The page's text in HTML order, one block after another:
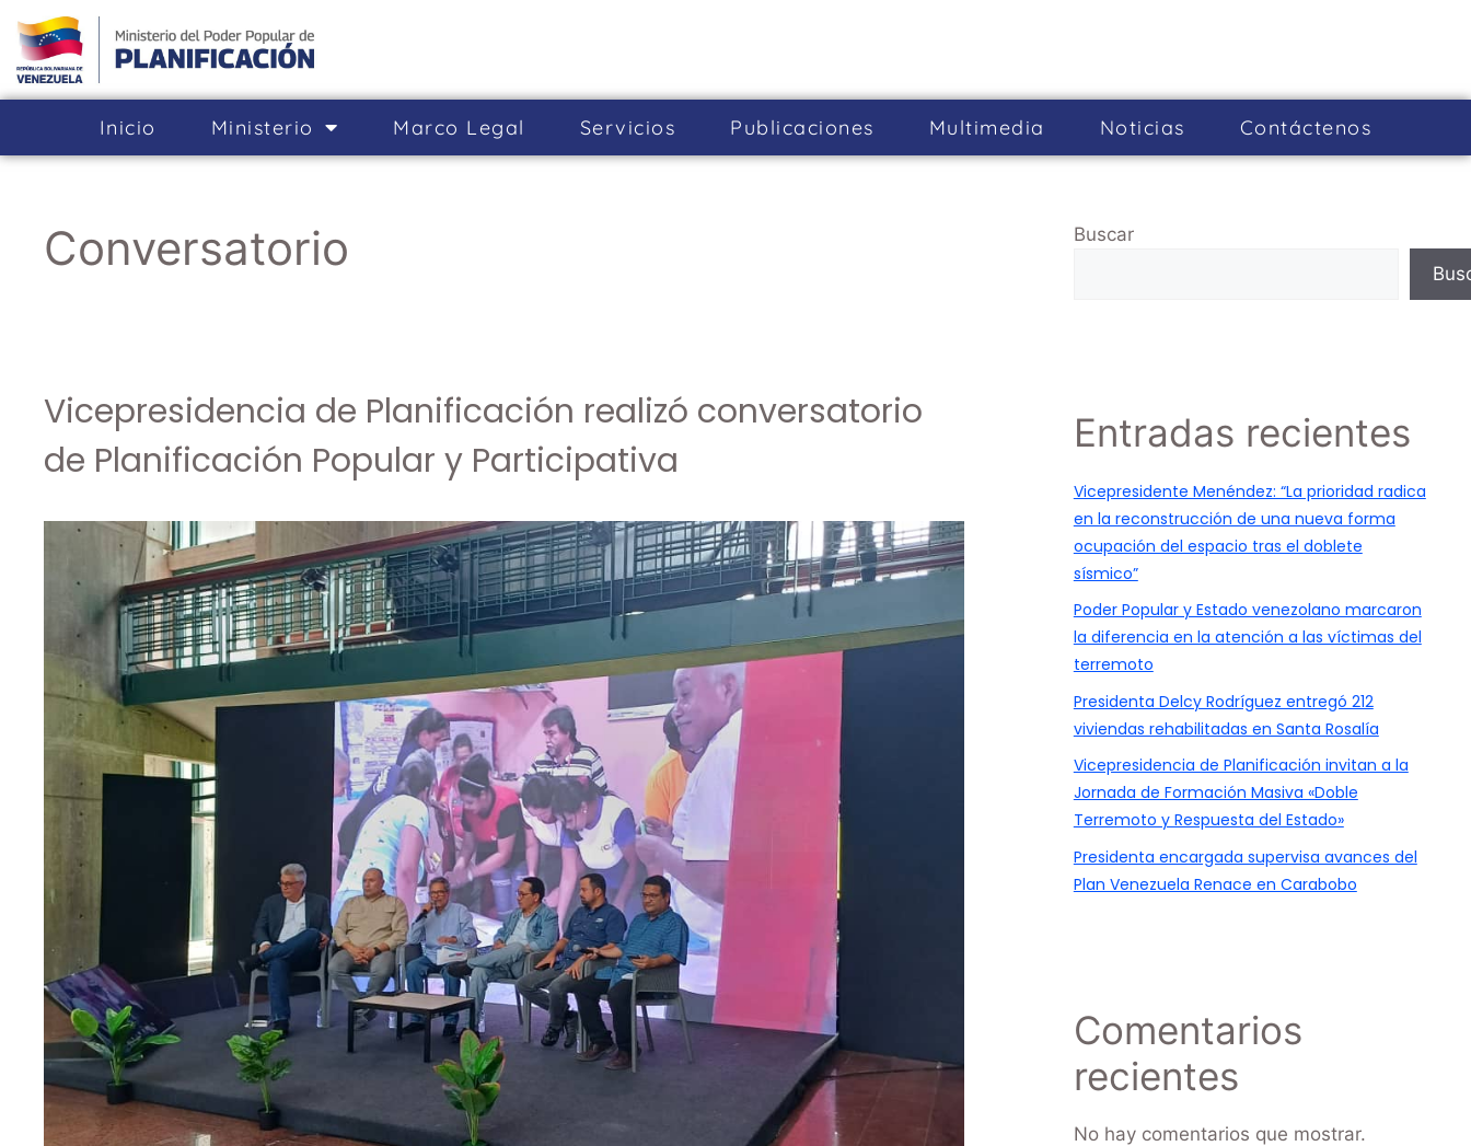
Inicio Ministerio Marco Legal Servicios Publicaciones Multimedia Noticias Cont­áctenos
Conversatorio
Vicepresidencia de Planificación realizó conversatorio
de Planificación Popular y Participativa
Buscar
Entradas recientes
Vicepresidente Menéndez: “La prioridad radica
en la reconstrucción de una nueva forma
ocupación del espacio tras el doblete
sísmico”
Poder Popular y Estado venezolano marcaron
la diferencia en la atención a las víctimas del
terremoto
Presidenta Delcy Rodríguez entregó 212
viviendas rehabilitadas en Santa Rosalía
Vicepresidencia de Planificación invitan a la
Jornada de Formación Masiva «Doble
Terremoto y Respuesta del Estado»
Presidenta encargada supervisa avances del
Plan Venezuela Renace en Carabobo
Comentarios
recientes
No hay comentarios que mostrar.